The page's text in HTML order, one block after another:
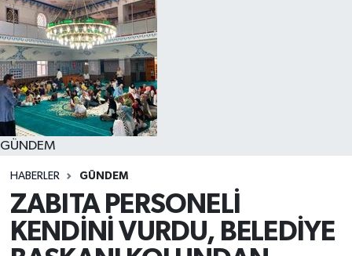
GÜNDEM
HABERLER GÜNDEM
ZABITA PERSONELİ
KENDİNİ VURDU, BELEDİYE